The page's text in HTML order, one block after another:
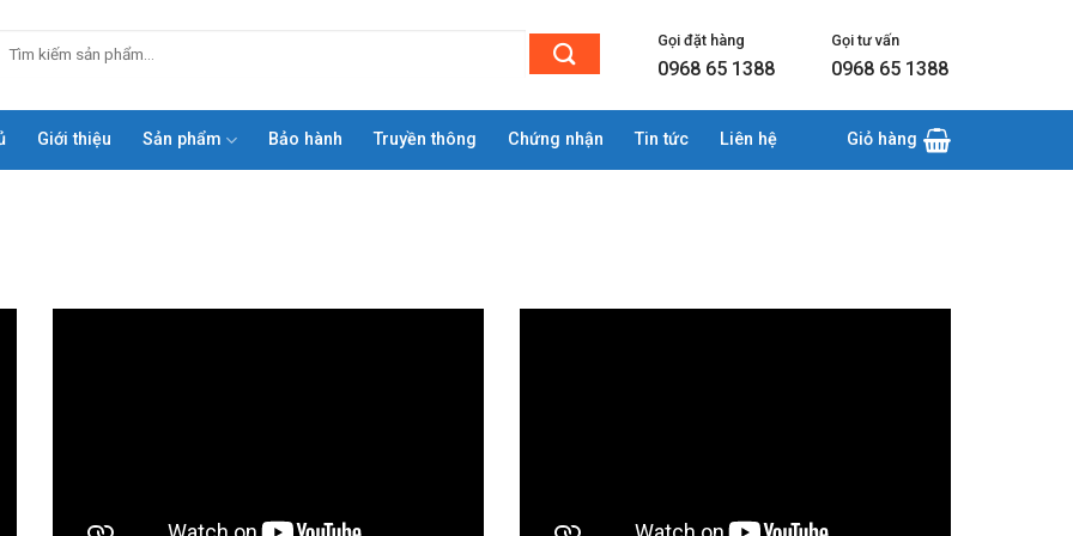
Gọi đặt hàng
0968 65 1388
Gọi tư vấn
0968 65 1388
Giới thiệu Sản phẩm Bảo hành Truyền thông Chứng nhận Tin tức Liên hệ Giỏ hàng